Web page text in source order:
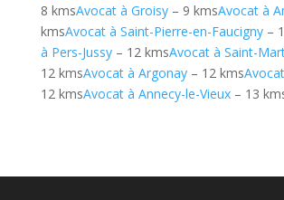
8 kmsAvocat à Groisy– 9 kmsAvocat à
kmsAvocat à Saint-Pierre-en-Faucigny–
à Pers-Jussy– 12 kmsAvocat à Saint-
12 kmsAvocat à Argonay– 12 kms
12 kmsAvocat à Annecy-le-Vieux– 13